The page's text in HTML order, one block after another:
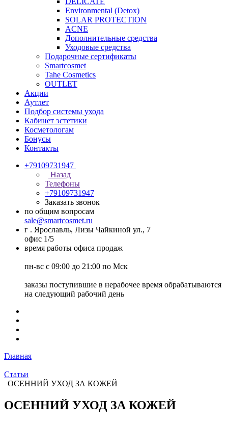
Environmental (Detox)
SOLAR PROTECTION
АCNE
Дополнительные средства
Уходовые средства
Подарочные сертификаты
Smartcosmet
Tahe Cosmetics
OUTLET
Акции
Аутлет
Подбор системы ухода
Кабинет эстетики
Косметологам
Бонусы
Контакты
+79109731947
Назад
Телефоны
+79109731947
Заказать звонок
по общим вопросам
sale@smartcosmet.ru
г . Ярославль, Лизы Чайкиной ул., 7
офис 1/5
время работы офиса продаж
пн-вс с 09:00 до 21:00 по Мск
заказы поступившие в нерабочее время обрабатываются
на следующий рабочий день
Главная
Статьи
ОСЕННИЙ УХОД ЗА КОЖЕЙ
ОСЕННИЙ УХОД ЗА КОЖЕЙ